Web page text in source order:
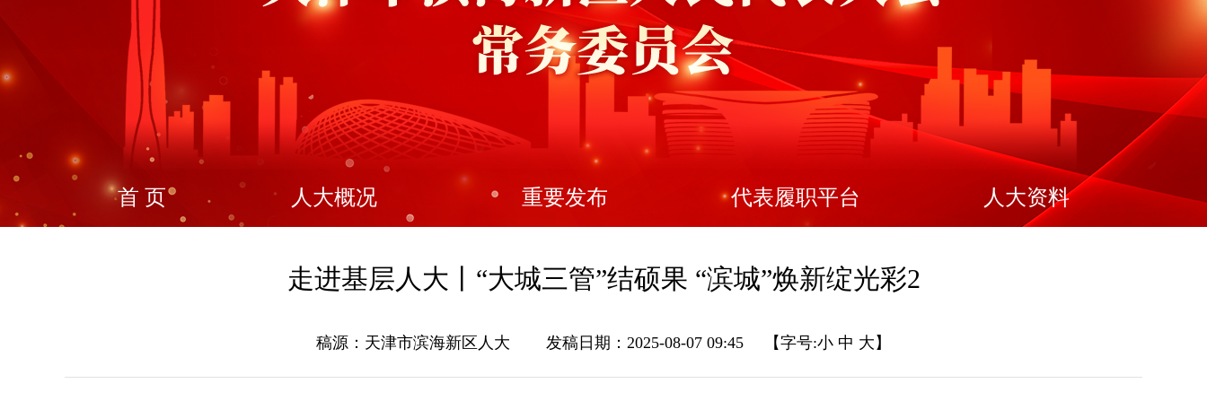
首 页 人大概况 重要发布 代表履职平台 人大资料
走进基层人大丨“大城三管”结硕果 “滨城”焕新绽光彩2
稿源：天津市滨海新区人大 发稿日期：2025-08-07 09:45 【字号:小 中 大 】